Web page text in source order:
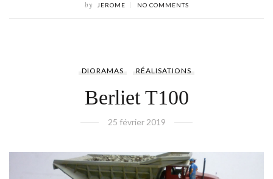
by JEROME NO COMMENTS
DIORAMAS RÉALISATIONS
Berliet T100
25 février 2019